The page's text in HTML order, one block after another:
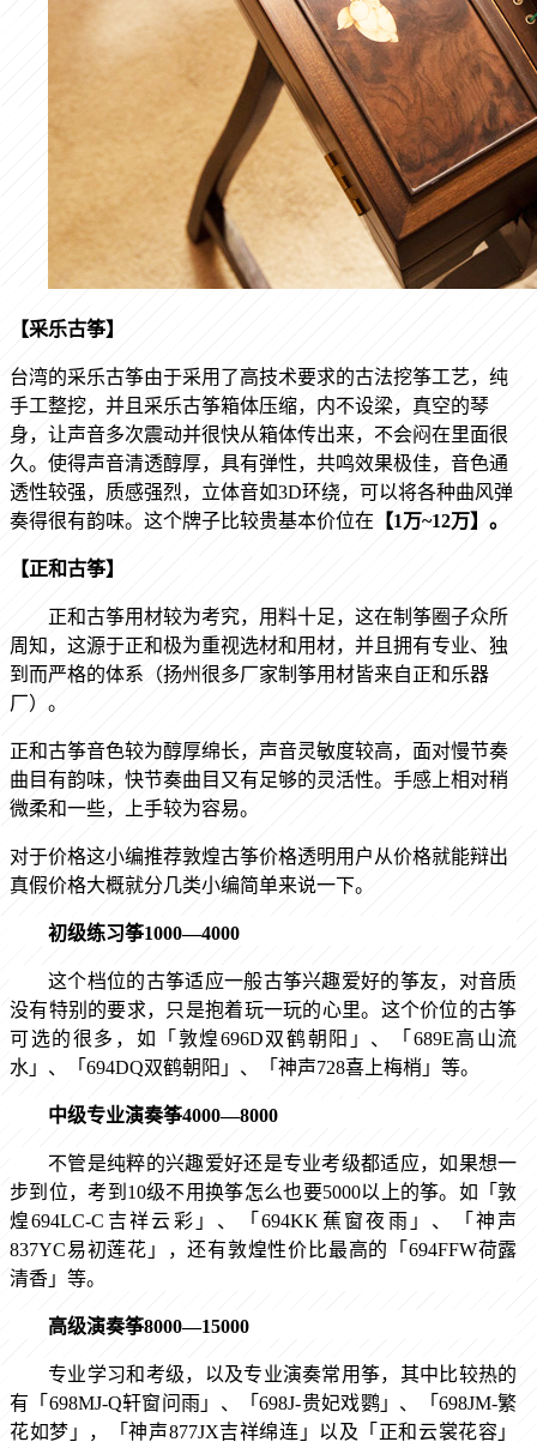
【采乐古筝】
台湾的采乐古筝由于采用了高技术要求的古法挖筝工艺，纯
手工整挖，并且采乐古筝箱体压缩，内不设梁，真空的琴
身，让声音多次震动并很快从箱体传出来，不会闷在里面很
久。使得声音清透醇厚，具有弹性，共鸣效果极佳，音色通
透性较强，质感强烈，立体音如3D环绕，可以将各种曲风弹
奏得很有韵味。 这个牌子比较贵基本价位在 【1万~12万】。
【正和古筝】
正和古筝用材较为考究，用料十足，这在制筝圈子众所
周知，这源于正和极为重视选材和用材，并且拥有专业、独
到而严格的体系（扬州很多厂家制筝用材皆来自正和乐器
厂）。
正和古筝音色较为醇厚绵长，声音灵敏度较高，面对慢节奏
曲目有韵味，快节奏曲目又有足够的灵活性。手感上相对稍
微柔和一些，上手较为容易。
对于价格这小编推荐敦煌古筝价格透明用户从价格就能辩出
真假价格大概就分几类小编简单来说一下。
初级练习筝1000—4000
这个档位的古筝适应一般古筝兴趣爱好的筝友，对音质
没有特别的要求，只是抱着玩一玩的心里。这个价位的古筝
可选的很多，如「敦煌696D双鹤朝阳」、「689E高山流
水」、「694DQ双鹤朝阳」、「神声728喜上梅梢」等。
中级专业演奏筝4000—8000
不管是纯粹的兴趣爱好还是专业考级都适应，如果想一
步到位，考到 10级不用换筝怎么也要5000以上的筝。如「敦
煌694LC-C吉祥云彩」、「694KK蕉窗夜雨」、「神声
837YC易初莲花」，还有敦煌性价比最高的「694FFW荷露
清香」等。
高级演奏筝8000—15000
专业学习和考级，以及专业演奏常用筝，其中比较热的
有「 698MJ-Q轩窗问雨」、「698J-贵妃戏鹦」、「698JM-繁
花如梦」，「神声877JX吉祥绵连」以及「正和云裳花容」